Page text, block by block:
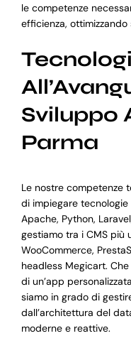
le competenze
efficienza,
Sviluppo
Parma
Le nostre competenze
di impiegare tecnologie
Apache, Python,
gestiamo tra i CMS più
WooCommerce,
headless Megicart.
di un’app
siamo in grado di
dall’architettura del
moderne e reattive.